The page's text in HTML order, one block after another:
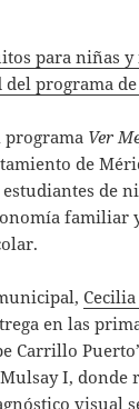
para niñas y
programa
programa Ver
de
de
familiar
en las
Carrillo
I, donde
visual